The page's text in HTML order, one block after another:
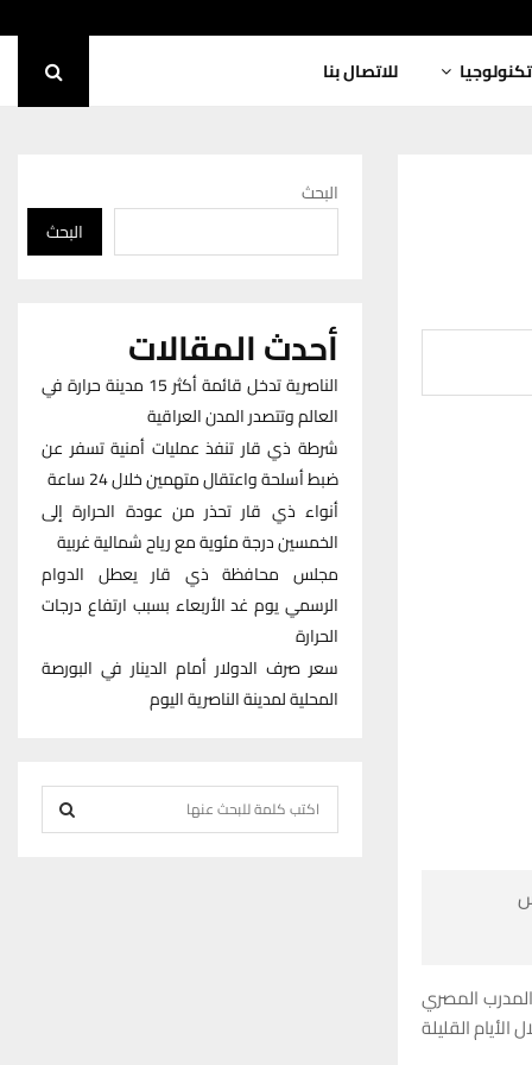
تكنولوجيا للاتصال بنا
المدرب المصري
القليلة
البحث
البحث
أحدث المقالات
الناصرية تدخل قائمة أكثر 15 مدينة حرارة في
العالم وتتصدر المدن العراقية
شرطة ذي قار تنفذ عمليات أمنية تسفر عن
ضبط أسلحة واعتقال متهمين خلال 24 ساعة
أنواء ذي قار تحذر من عودة الحرارة إلى
الخمسين درجة مئوية مع رياح شمالية غربية
مجلس محافظة ذي قار يعطل الدوام
الرسمي يوم غد الأربعاء بسبب ارتفاع درجات
الحرارة
سعر صرف الدولار أمام الدينار في البورصة
المحلية لمدينة الناصرية اليوم
e